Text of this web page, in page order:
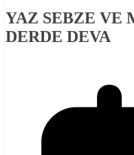
YAZ SEBZE VE
DERDE DEVA